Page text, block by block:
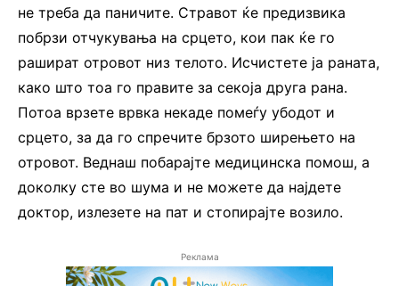
не треба да паничите. Стравот ќе предизвика
побрзи отчукувања на срцето, кои пак ќе го
рашират отровот низ телото. Исчистете ја раната,
како што тоа го правите за секоја друга рана.
Потоа врзете врвка некаде помеѓу убодот и
срцето, за да го спречите брзото ширењето на
отровот. Веднаш побарајте медицинска помош, а
доколку сте во шума и не можете да најдете
доктор, излезете на пат и стопирајте возило.
Реклама